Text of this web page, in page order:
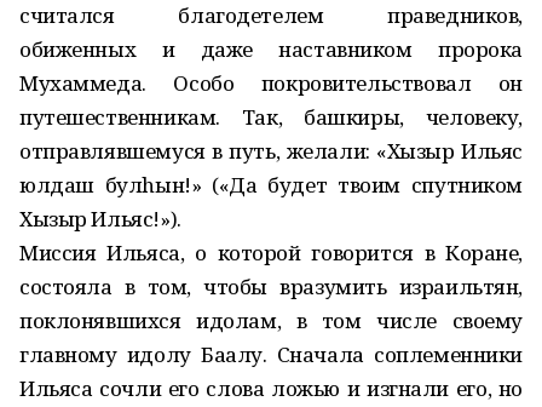
считался благодетелем праведников,
обиженных и даже наставником пророка
Мухаммеда. Особо покровительствовал он
путешественникам. Так, башкиры, человеку,
отправлявшемуся в путь, желали: «Хызыр Ильяс
юлдаш булhын!» («Да будет твоим спутником
Хызыр Ильяс!»).
Миссия Ильяса, о которой говорится в Коране,
состояла в том, чтобы вразумить израильтян,
поклонявшихся идолам, в том числе своему
главному идолу Баалу. Сначала соплеменники
Ильяса сочли его слова ложью и изгнали его, но